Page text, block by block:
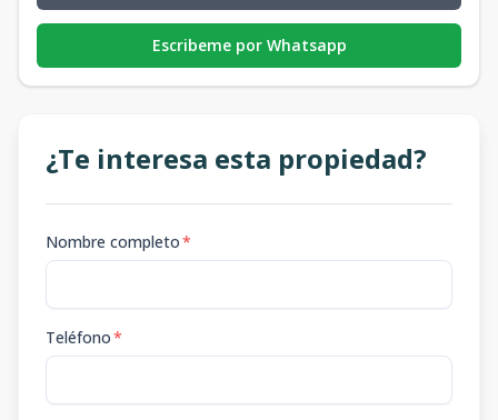
Escribeme por Whatsapp
¿Te interesa esta propiedad?
Nombre completo*
Teléfono*